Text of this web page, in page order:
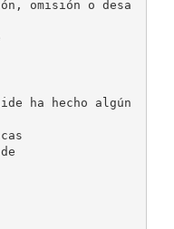
omisión o desa
ha hecho algún